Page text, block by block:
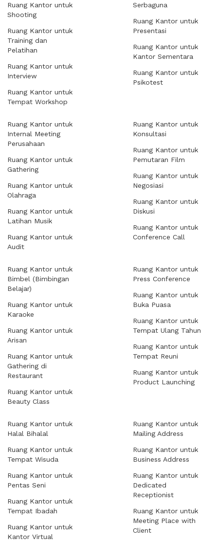
Ruang Kantor untuk
Shooting
Ruang Kantor untuk
Training dan
Pelatihan
Ruang Kantor untuk
Interview
Ruang Kantor untuk
Tempat Workshop
Serbaguna
Ruang Kantor untuk
Presentasi
Ruang Kantor untuk
Kantor Sementara
Ruang Kantor untuk
Psikotest
Ruang Kantor untuk
Internal Meeting
Perusahaan
Ruang Kantor untuk
Gathering
Ruang Kantor untuk
Olahraga
Ruang Kantor untuk
Latihan Musik
Ruang Kantor untuk
Audit
Ruang Kantor untuk
Konsultasi
Ruang Kantor untuk
Pemutaran Film
Ruang Kantor untuk
Negosiasi
Ruang Kantor untuk
Diskusi
Ruang Kantor untuk
Conference Call
Ruang Kantor untuk
Bimbel (Bimbingan
Belajar)
Ruang Kantor untuk
Karaoke
Ruang Kantor untuk
Arisan
Ruang Kantor untuk
Gathering di
Restaurant
Ruang Kantor untuk
Beauty Class
Ruang Kantor untuk
Press Conference
Ruang Kantor untuk
Buka Puasa
Ruang Kantor untuk
Tempat Ulang Tahun
Ruang Kantor untuk
Tempat Reuni
Ruang Kantor untuk
Product Launching
Ruang Kantor untuk
Halal Bihalal
Ruang Kantor untuk
Tempat Wisuda
Ruang Kantor untuk
Pentas Seni
Ruang Kantor untuk
Tempat Ibadah
Ruang Kantor untuk
Kantor Virtual
Ruang Kantor untuk
Mailing Address
Ruang Kantor untuk
Business Address
Ruang Kantor untuk
Dedicated
Receptionist
Ruang Kantor untuk
Meeting Place with
Client